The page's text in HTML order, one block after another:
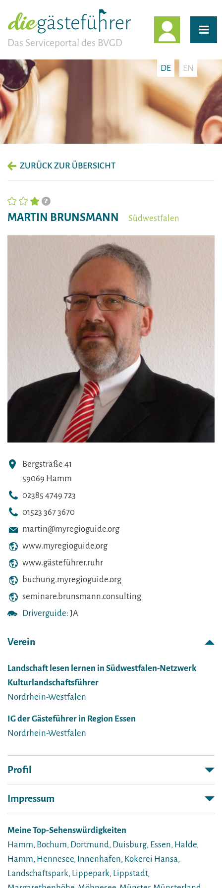
Das Serviceportal des BVGD
DE EN
ZURÜCK ZUR ÜBERSICHT
MARTIN BRUNSMANN Südwestfalen
Bergstraße 41
59069 Hamm
02385 4749 723
01523 367 3670
martin@myregioguide.org
www.myregioguide.org
www.gästeführer.ruhr
buchung.myregioguide.org
seminare.brunsmann.consulting
Driverguide: JA
Verein
Landschaft lesen lernen in Südwestfalen-Netzwerk
Kulturlandschaftsführer
Nordrhein-Westfalen
IG der Gästeführer in Region Essen
Nordrhein-Westfalen
Profil
Impressum
Meine Top-Sehenswürdigkeiten
Hamm, Bochum, Dortmund, Duisburg, Essen, Halde,
Hamm, Hennesee, Innenhafen, Kokerei Hansa,
Landschaftspark, Lippepark, Lippstadt,